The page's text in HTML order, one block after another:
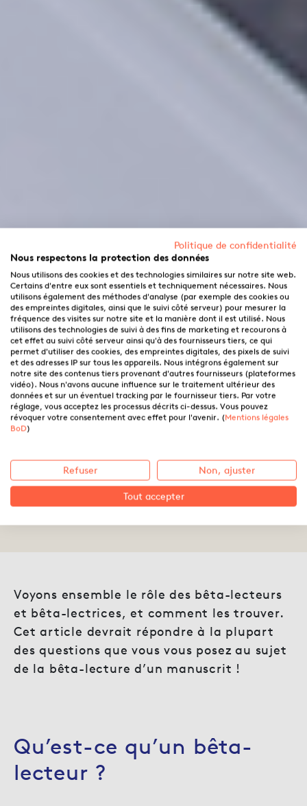
Faire appel à des bêta-
d’emploi
Voyons ensemble le rôle des bêta-lecteurs
et bêta-lectrices, et comment les trouver.
Cet article devrait répondre à la plupart
des questions que vous vous posez au sujet
de la bêta-lecture d’un manuscrit !
Qu’est-ce qu’un bêta-
lecteur ?
Politique de confidentialité
Nous respectons la protection des données
Nous utilisons des cookies et des technologies similaires sur notre site web.
Certains d'entre eux sont essentiels et techniquement nécessaires. Nous
utilisons également des méthodes d'analyse (par exemple des cookies ou
des empreintes digitales, ainsi que le suivi côté serveur) pour mesurer la
fréquence des visites sur notre site et la manière dont il est utilisé. Nous
utilisons des technologies de suivi à des fins de marketing et recourons à
cet effet au suivi côté serveur ainsi qu'à des fournisseurs tiers, ce qui
permet d'utiliser des cookies, des empreintes digitales, des pixels de suivi
et des adresses IP sur tous les appareils. Nous intégrons également sur
notre site des contenus tiers provenant d'autres fournisseurs (plateformes
vidéo). Nous n'avons aucune influence sur le traitement ultérieur des
données et sur un éventuel tracking par le fournisseur tiers. Par votre
réglage, vous acceptez les processus décrits ci-dessus. Vous pouvez
révoquer votre consentement avec effet pour l'avenir. (Mentions légales
BoD)
Refuser Non, ajuster
Tout accepter